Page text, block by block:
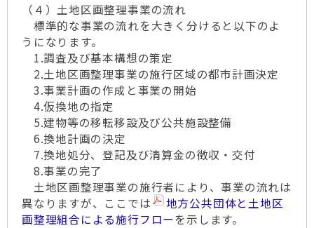
（４）土地区画整理事業の流れ
標準的な事業の流れを大きく分けると以下のよ
うになります。
1.調査及び基本構想の策定
2.土地区画整理事業の施行区域の都市計画決定
3.事業計画の作成と事業の開始
4.仮換地の指定
5.建物等の移転移設及び公共施設整備
6.換地計画の決定
7.換地処分、登記及び清算金の徴収・交付
8.事業の完了
土地区画整理事業の施行者により、事業の流れは
異なりますが、ここでは
地方公共団体と土地区
画整理組合による施行フロー を示します。